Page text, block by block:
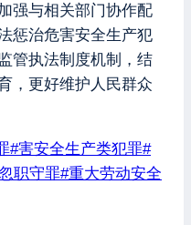
强与相关部门协作配
惩治危害安全生产犯
管执法制度机制，结
，更好维护人民群众
#害安全生产类犯罪#
职守罪#重大劳动安全